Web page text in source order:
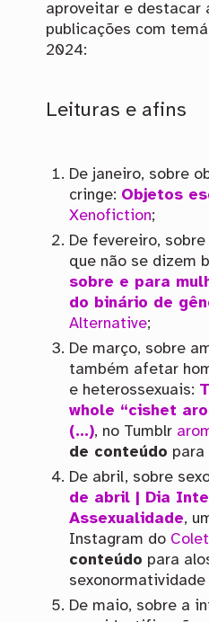
aproveitar e destacar
publicações com
2024:
Leituras e afins
De janeiro, sobre
cringe: Objetos
Xenofiction;
De fevereiro,
que não se dizem
sobre e para
do binário de
Alternative;
De março, sobre
também afetar
e heterossexuais:
whole “cishet
(…), no Tumblr
de conteúdo para
De abril, sobre
de abril | Dia
Assexualidade,
Instagram do
conteúdo para
De maio, sobre a